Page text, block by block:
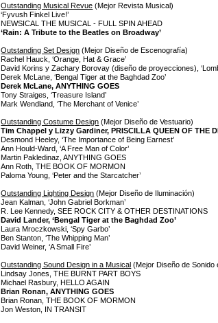
Outstanding Musical Revue (Mejor Revista Musical)
‘Fyvush Finkel Live!’
NEWSICAL THE MUSICAL - FULL SPIN AHEAD
‘Rain: A Tribute to the Beatles on Broadway’
Outstanding Set Design (Mejor Diseño de Escenografía)
Rachel Hauck, ‘Orange, Hat & Grace’
David Korins y Zachary Borovay (diseño de proyecciones),
Derek McLane, ‘Bengal Tiger at the Baghdad Zoo’
Derek McLane, ANYTHING GOES
Tony Straiges, ‘Treasure Island’
Mark Wendland, ‘The Merchant of Venice’
Outstanding Costume Design (Mejor Diseño de Vestuario)
Tim Chappel y Lizzy Gardiner, PRISCILLA QUEEN OF THE
Desmond Heeley, ‘The Importance of Being Earnest’
Ann Hould-Ward, ‘A Free Man of Color’
Martin Pakledinaz, ANYTHING GOES
Ann Roth, THE BOOK OF MORMON
Paloma Young, ‘Peter and the Starcatcher’
Outstanding Lighting Design (Mejor Diseño de Iluminación)
Jean Kalman, ‘John Gabriel Borkman’
R. Lee Kennedy, SEE ROCK CITY & OTHER DESTINATIONS
David Lander, ‘Bengal Tiger at the Baghdad Zoo’
Laura Mroczkowski, ‘Spy Garbo’
Ben Stanton, ‘The Whipping Man’
David Weiner, ‘A Small Fire’
Outstanding Sound Design in a Musical (Mejor Diseño de Sonido
Lindsay Jones, THE BURNT PART BOYS
Michael Rasbury, HELLO AGAIN
Brian Ronan, ANYTHING GOES
Brian Ronan, THE BOOK OF MORMON
Jon Weston, IN TRANSIT